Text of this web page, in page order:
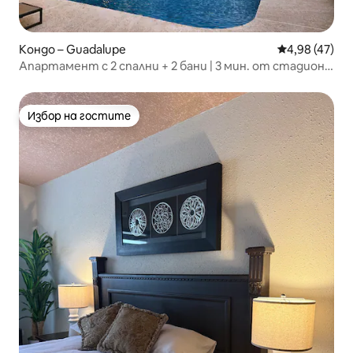
Кондо – Guadalupe Средна
4,98 (47)
Апартамент с 2 спални + 2 бани | 3 мин. от стадион
Избор на гостите
Избор на гостите